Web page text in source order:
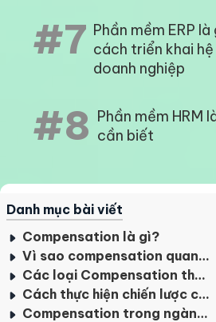
#7 Phần mềm ERP
cách triển khai
doanh nghiệp
#8 Phần mềm HRM
cần biết
Danh mục bài viết
Compensation là gì?
Vì sao compensation quan trọng với doanh nghiệp
Các loại Compensation thường gặp trong quản trị nhân sự
Cách thực hiện chiến lược compensation hiệu quả
Compensation trong ngành nhân sự có nghĩa như thế nào?